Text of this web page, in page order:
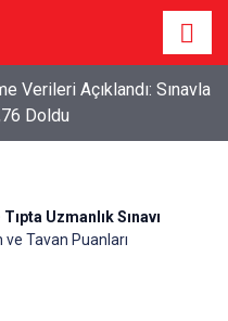
Her 10 Öğrenciden
Yerleşti
Uzmanlık Sınavı
Tavan Puanları